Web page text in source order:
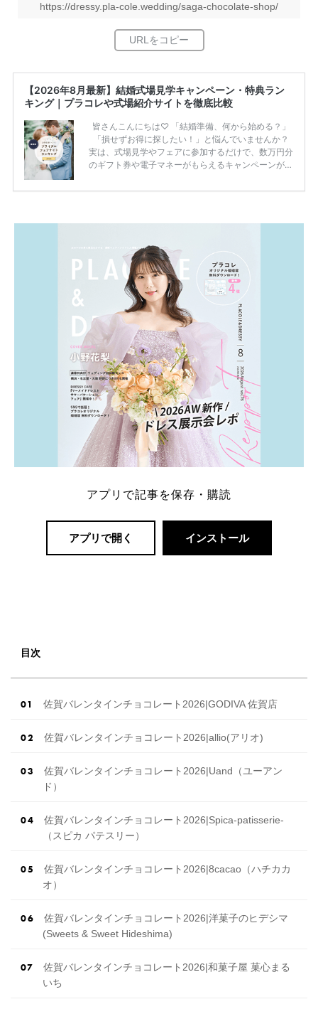
https://dressy.pla-cole.wedding/saga-chocolate-shop/
【2026年8月最新】結婚式場見学キャンペーン・特典ラン
キング｜プラコレや式場紹介サイトを徹底比較
皆さんこんにちは♡ 「結婚準備、何から始める？」
「損せずお得に探したい！」と悩んでいませんか？
実は、式場見学やフェアに参加するだけで、数万円分
のギフト券や電子マネーがもらえるキャンペーンがあ
ため、比較せずに選ぶと損をしてしまうことも……。
一番お得？」「プラコレの特典は？」といった疑問も
解決します。 まずは診断で候補を絞れる「ウェディ
ング診断」か、体験型 […]続きを読む
アプリで記事を保存・購読
アプリで開く インストール
目次
佐賀バレンタインチョコレート2026|GODIVA 佐賀店
佐賀バレンタインチョコレート2026|allio(アリオ)
佐賀バレンタインチョコレート2026|Uand（ユーアン
ド）
佐賀バレンタインチョコレート2026|Spica-patisserie-
（スピカ パテスリー）
佐賀バレンタインチョコレート2026|8cacao（ハチカカ
オ）
佐賀バレンタインチョコレート2026|洋菓子のヒデシマ
(Sweets & Sweet Hideshima)
佐賀バレンタインチョコレート2026|和菓子屋 菓心まる
いち